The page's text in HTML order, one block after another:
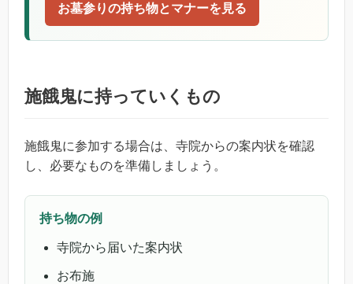
お墓参りの持ち物とマナーを見る
施餓鬼に持っていくもの
施餓鬼に参加する場合は、寺院からの案内状を確認
し、必要なものを準備しましょう。
持ち物の例
寺院から届いた案内状
お布施